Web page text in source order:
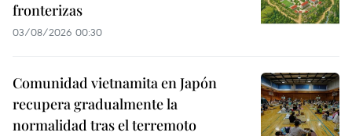
fronterizas
03/08/2026 00:30
Comunidad vietnamita en Japón
recupera gradualmente la
normalidad tras el terremoto